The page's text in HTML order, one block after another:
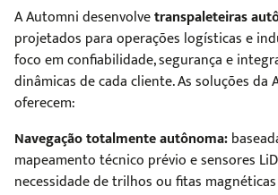
A Automni desenvolvetranspaleteiras
projetados para operações logísticas e
foco em confiabilidade, segurança e
dinâmicas de cada cliente. As soluções da
oferecem:
Navegação totalmente autônoma:
mapeamento técnico prévio e sensores
necessidade de trilhos ou fitas